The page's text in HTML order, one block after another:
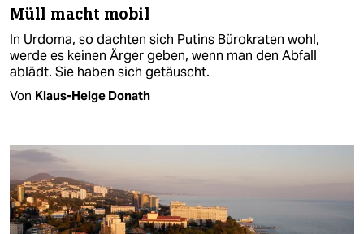
Müll macht mobil
In Urdoma, so dachten sich Putins Bürokraten wohl,
werde es keinen Ärger geben, wenn man den Abfall
ablädt. Sie haben sich getäuscht.
Von Klaus-Helge Donath